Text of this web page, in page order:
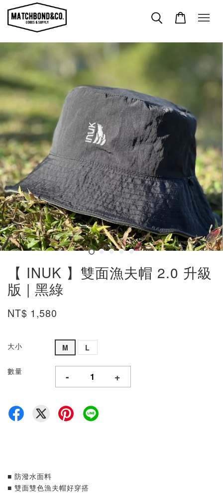
【 INUK 】雙面漁夫帽 2.0 升級
版 | 黑綠
NT$ 1,580
大小 M L
數量 - +
■ 防潑水面料
■ 雙面雙色漁夫帽好穿搭